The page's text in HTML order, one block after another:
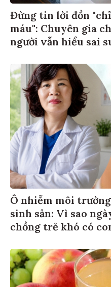
Đừng tin lời đồn "chỉ
máu": Chuyên gia
người vẫn hiểu sai
Ô nhiễm môi
sinh sản: Vì sao
chồng trẻ khó có